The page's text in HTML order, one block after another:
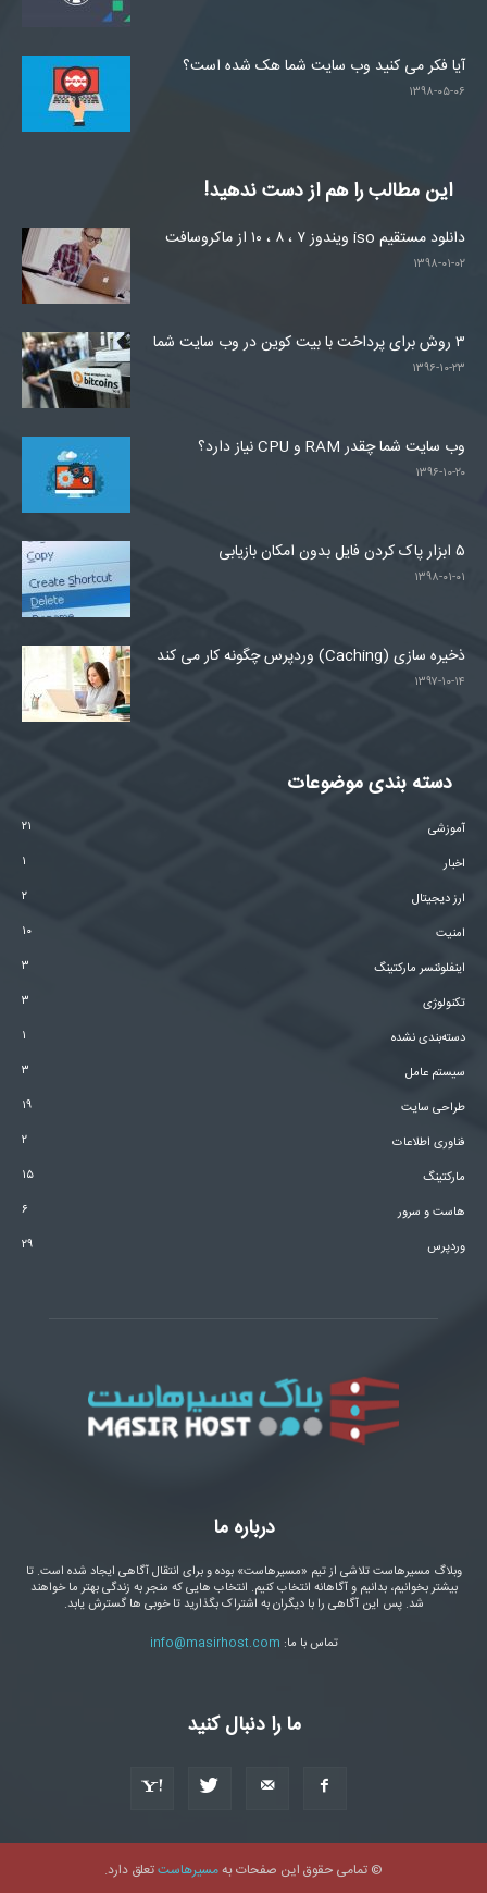
آیا فکر می کنید وب سایت شما هک شده است؟
۱۳۹۸-۰۵-۰۶
این مطالب را هم از دست ندهید!
دانلود مستقیم iso ویندوز ۷ ، ۸ ، ۱۰ از ماکروسافت
۱۳۹۸-۰۱-۰۲
۳ روش برای پرداخت با بیت کوین در وب سایت شما
۱۳۹۶-۱۰-۲۳
وب سایت شما چقدر RAM و CPU نیاز دارد؟
۱۳۹۶-۱۰-۲۰
۵ ابزار پاک کردن فایل بدون امکان بازیابی
۱۳۹۸-۰۱-۰۱
ذخیره سازی (Caching) وردپرس چگونه کار می کند
۱۳۹۷-۱۰-۱۴
دسته بندی موضوعات
آموزشی
۲۱
اخبار
۱
ارز دیجیتال
۲
امنیت
۱۰
اینفلوئنسر مارکتینگ
۳
تکنولوژی
۳
دسته‌بندی نشده
۱
سیستم عامل
۳
طراحی سایت
۱۹
فناوری اطلاعات
۲
مارکتینگ
۱۵
هاست و سرور
۶
وردپرس
۲۹
درباره ما
وبلاگ مسیرهاست تلاشی از تیم «مسیرهاست» بوده و برای انتقال آگاهی ایجاد شده است. تا
بیشتر بخوانیم، بدانیم و آگاهانه انتخاب کنیم. انتخاب هایی که منجر به زندگی بهتر ما خواهند
شد. پس این آگاهی را با دیگران به اشتراک بگذارید تا خوبی ها گسترش یابد.
تماس با ما: info@masirhost.com
ما را دنبال کنید
© تمامی حقوق این صفحات بهمسیرهاستتعلق دارد.